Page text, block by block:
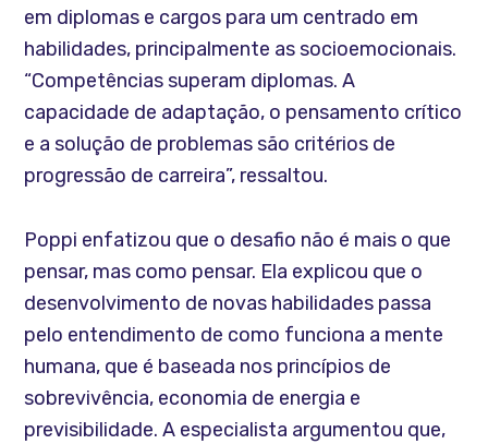
em diplomas e cargos para um centrado em
habilidades, principalmente as socioemocionais.
“Competências superam diplomas. A
capacidade de adaptação, o pensamento crítico
e a solução de problemas são critérios de
progressão de carreira”, ressaltou.
Poppi enfatizou que o desafio não é mais o que
pensar, mas como pensar. Ela explicou que o
desenvolvimento de novas habilidades passa
pelo entendimento de como funciona a mente
humana, que é baseada nos princípios de
sobrevivência, economia de energia e
previsibilidade. A especialista argumentou que,